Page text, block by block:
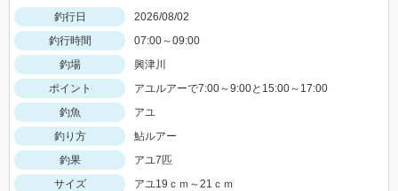
釣行日
2026/08/02
釣行時間
07:00～09:00
釣場
興津川
ポイント
アユルアーで7:00～9:00と15:00～17:00
釣魚
アユ
釣り方
鮎ルアー
釣果
アユ7匹
サイズ
アユ19ｃｍ～21ｃｍ